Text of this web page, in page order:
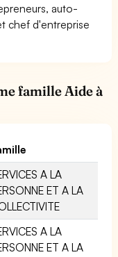
auto-
chef d'entreprise
famille Aide à
A LA
ET A LA
A LA
ET A LA